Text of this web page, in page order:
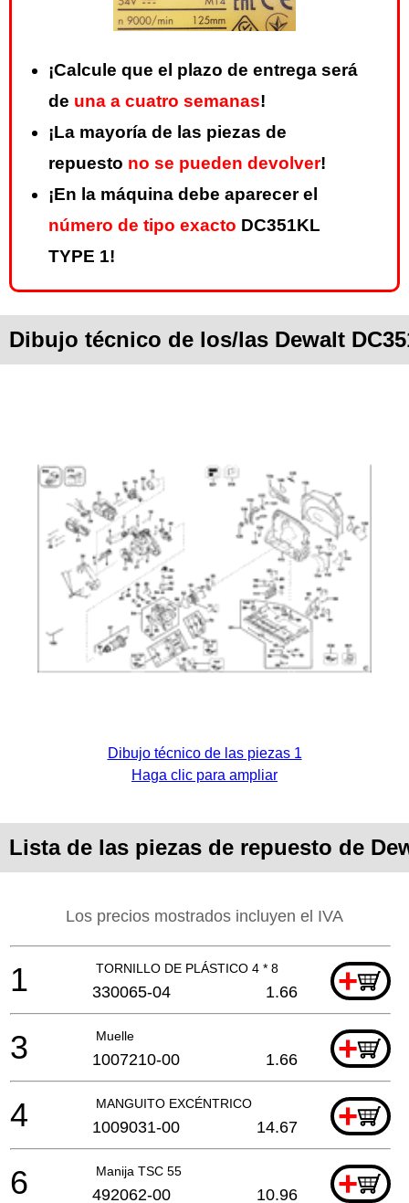
¡Calcule que el plazo de entrega será
de una a cuatro semanas!
¡La mayoría de las piezas de
repuesto no se pueden devolver!
¡En la máquina debe aparecer el
número de tipo exacto DC351KL
TYPE 1!
Dibujo técnico de los/las Dewalt
Dibujo técnico de las piezas 1
Haga clic para ampliar
Lista de las piezas de repuesto de
Los precios mostrados incluyen el IVA
TORNILLO DE PLÁSTICO 4 * 8 +
1 330065-04 1.66
Muelle +
3 1007210-00 1.66
MANGUITO EXCÉNTRICO +
4 1009031-00 14.67
Manija TSC 55 +
6 492062-00 10.96